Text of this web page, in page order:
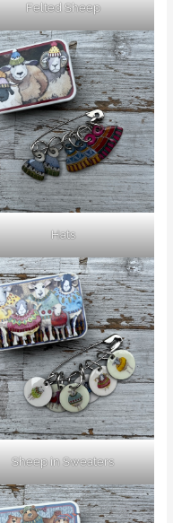
Felted Sheep
Hats
Sheep in Sweaters